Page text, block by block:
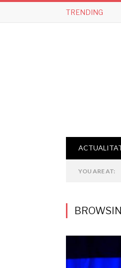
TRENDING
YOU ARE AT: